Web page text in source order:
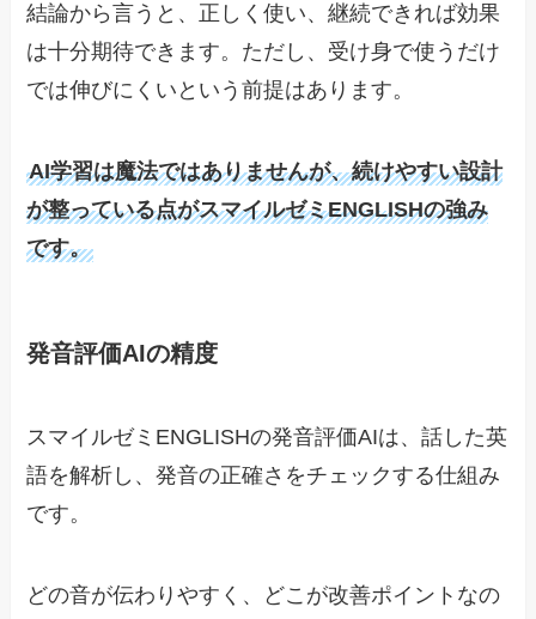
結論から言うと、正しく使い、継続できれば効果
は十分期待できます。ただし、受け身で使うだけ
では伸びにくいという前提はあります。
AI学習は魔法ではありませんが、続けやすい設計
が整っている点がスマイルゼミENGLISHの強み
です。
発音評価AIの精度
スマイルゼミENGLISHの発音評価AIは、話した英
語を解析し、発音の正確さをチェックする仕組み
です。
どの音が伝わりやすく、どこが改善ポイントなの